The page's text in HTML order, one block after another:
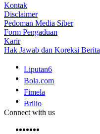
Kontak
Disclaimer
Pedoman Media Siber
Form Pengaduan
Karir
Hak Jawab dan Koreksi Berita
Liputan6
Bola.com
Fimela
Brilio
Connect with us